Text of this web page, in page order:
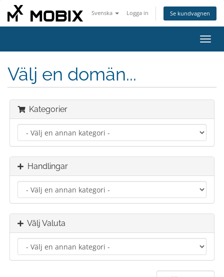
Svenska Logga in Se kundvagnen
Växla
Välj en domän...
Kategorier
Handlingar
Välj Valuta